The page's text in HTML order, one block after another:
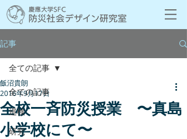
記事
全ての記事
巡検
研究
全ての記事
全校一斉防災授業 〜真島
小学校にて〜
飯沼貴朗
2016年9月17日